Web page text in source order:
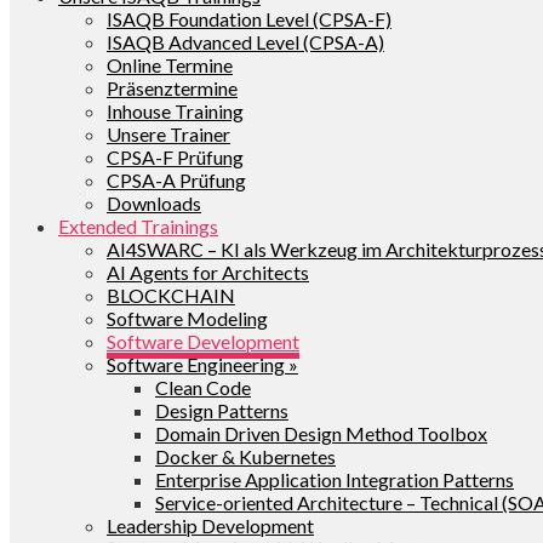
ISAQB Foundation Level (CPSA-F)
ISAQB Advanced Level (CPSA-A)
Online Termine
Präsenztermine
Inhouse Training
Unsere Trainer
CPSA-F Prüfung
CPSA-A Prüfung
Downloads
Extended Trainings
AI4SWARC – KI als Werkzeug im
AI Agents for Architects
BLOCKCHAIN
Software Modeling
Software Development
Software Engineering »
Clean Code
Design Patterns
Domain Driven Design Method Toolbox
Docker & Kubernetes
Enterprise Application Integration Patterns
Service-oriented Architecture – Technical
Leadership Development